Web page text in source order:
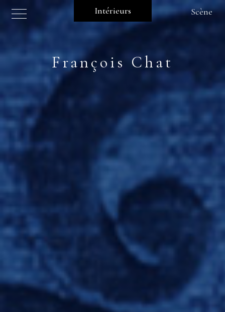
Intérieurs Scène
Présentation Réalisation Presse
François Chat